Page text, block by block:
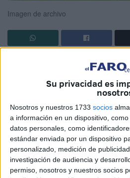
Su privacidad es
Nosotros y nuestros 1733 socios
a información en un dispositivo,
datos personales, como
estándar enviada por un dispositivo
personalizado, medición de
investigación de audiencia y
permiso, nosotros y nuestros socios
Imagen de archivo
El mercado invernal de fichajes no
ya se están
movimientosen los equipos y
Tras 19 jornadas disputadas de
clubes tratarán de reforzarse
de su plantilla con el fin de tener el
competitivo en la recta final de
decisivo de la misma.